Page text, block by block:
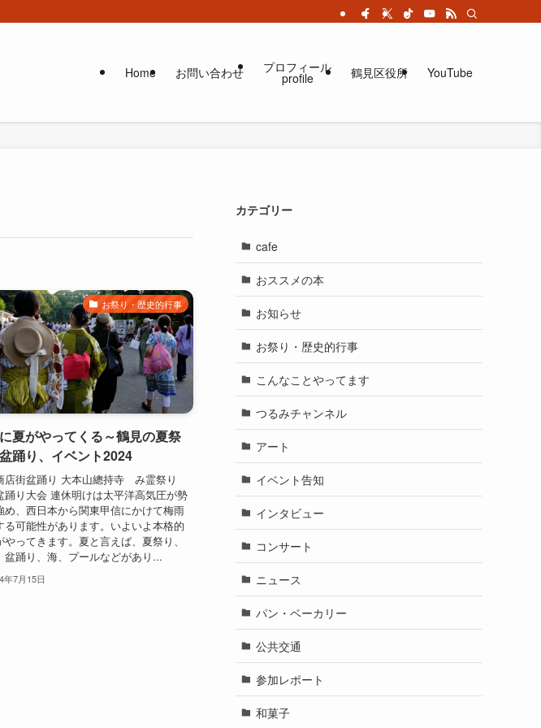
Home お問い合わせ プロフィール
profile 鶴見区役所 YouTube
お祭り・歴史的行事
夏がやってくる～鶴見の夏祭
踊り、イベント2024
店街盆踊り 大本山總持寺 み霊祭り
踊り大会 連休明けは太平洋高気圧が勢
め、西日本から関東甲信にかけて梅雨
る可能性があります。いよいよ本格的
やってきます。夏と言えば、夏祭り、
盆踊り、海、プールなどがあり...
年7月15日
カテゴリー
cafe
おススメの本
お知らせ
お祭り・歴史的行事
こんなことやってます
つるみチャンネル
アート
イベント告知
インタビュー
コンサート
ニュース
パン・ベーカリー
公共交通
参加レポート
和菓子